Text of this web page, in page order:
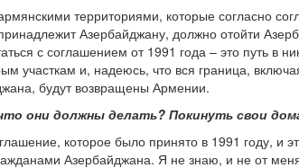
территориями, которые согласно
Азербайджану, должно отойти
с соглашением от 1991 года – это путь в
участкам и, надеюсь, что вся граница,
будут возвращены Армении.
они должны делать? Покинуть свои
которое было принято в 1991 году,
Азербайджана. Я не знаю, и не от